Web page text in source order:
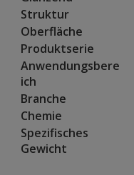
Struktur
Oberfläche
Produktserie
Anwendungsbere
ich
Branche
Chemie
Spezifisches
Gewicht